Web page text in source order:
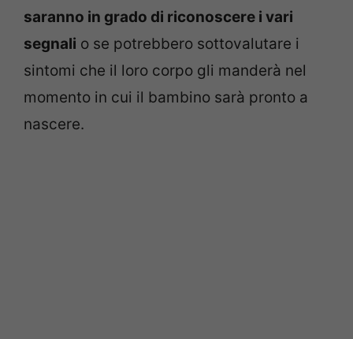
saranno in grado di riconoscere i vari
segnali o se potrebbero sottovalutare i
sintomi che il loro corpo gli manderà nel
momento in cui il bambino sarà pronto a
nascere.